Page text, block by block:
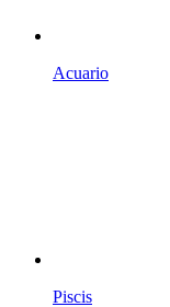
Acuario
Piscis